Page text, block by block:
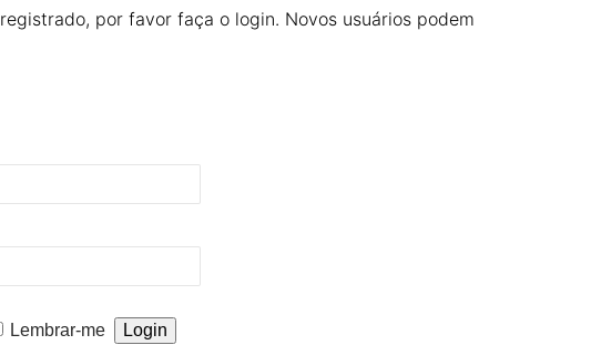
por favor faça o login. Novos usuários podem
Lembrar-me